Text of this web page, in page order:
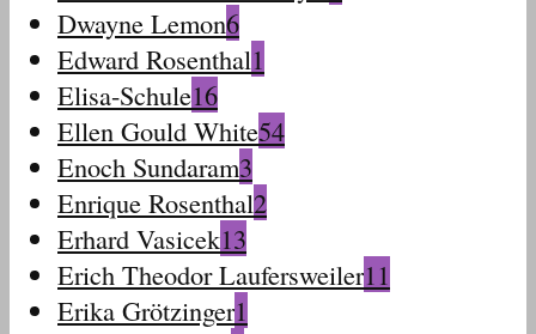
Dwayne Lemon6
Edward Rosenthal1
Elisa-Schule16
Ellen Gould White54
Enoch Sundaram3
Enrique Rosenthal2
Erhard Vasicek13
Erich Theodor Laufersweiler11
Erika Grötzinger1